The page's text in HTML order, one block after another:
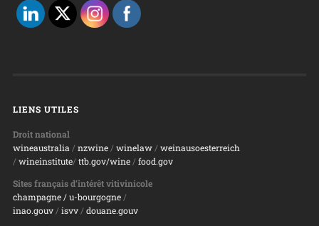
LIENS UTILES
Droit national
wineaustralia / nzwine/ winelaw/ weinausoesterreich
/ wineinstitute/ ttb.gov/wine/ food.gov
Sites français d’intérêt vitivinicole
champagne/ u-bourgogne/
inao.gouv/ isvv/ douane.gouv